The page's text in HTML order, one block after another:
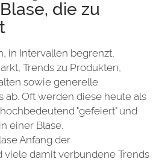
die zu
in Intervallen begrenzt,
Trends zu Produkten,
sowie generelle
ab. Oft werden diese heute als
"gefeiert" und
einer Blase.
Anfang der
viele damit verbundene Trends